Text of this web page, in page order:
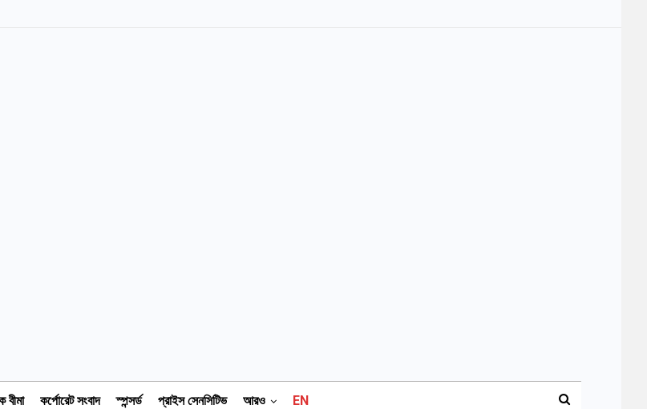
বীমা কর্পোরেট সংবাদ স্পন্সর্ড প্রাইস সেনসিটিভ আরও EN